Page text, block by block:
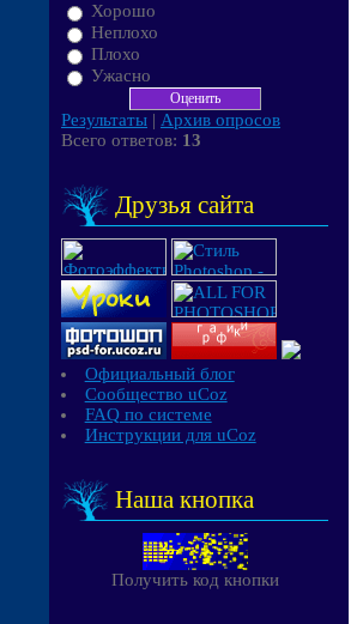
Хорошо
Неплохо
Плохо
Ужасно
Результаты | Архив опросов
Всего ответов: 13
Друзья сайта
Официальный блог
Сообщество uCoz
FAQ по системе
Инструкции для uCoz
Наша кнопка
Получить код кнопки